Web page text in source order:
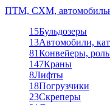
ПТМ, СХМ,
15Бульдозеры
13Автомобили,
81Конвейеры,
147Краны
8Лифты
18Погрузчики
23Скреперы